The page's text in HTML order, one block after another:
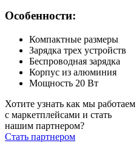
Особенности:
Компактные размеры
Зарядка трех устройств
Беспроводная зарядка
Корпус из алюминия
Мощность 20 Вт
Хотите узнать как мы работаем
с маркетплейсами и стать
нашим партнером?
Стать партнером